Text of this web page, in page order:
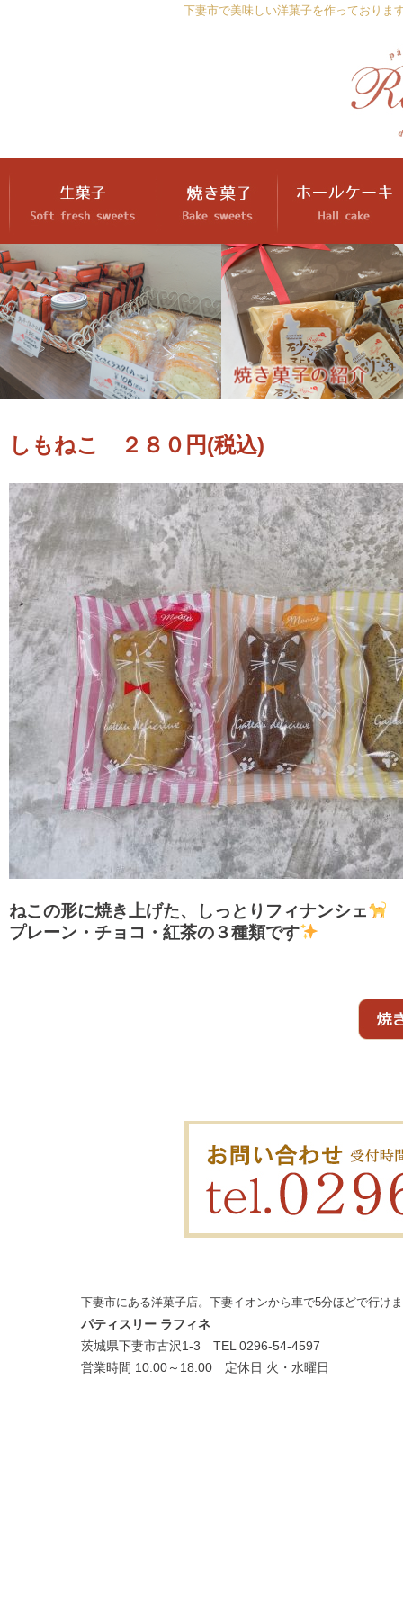
下妻市で美味しい洋菓子を作っておりま
しもねこ ２８０円(税込)
ねこの形に焼き上げた、しっとりフィナンシェ
プレーン・チョコ・紅茶の３種類です
下妻市にある洋菓子店。下妻イオンから車で5分ほどで行け
パティスリー ラフィネ
茨城県下妻市古沢1-3 TEL 0296-54-4597
営業時間 10:00～18:00 定休日 火・水曜日